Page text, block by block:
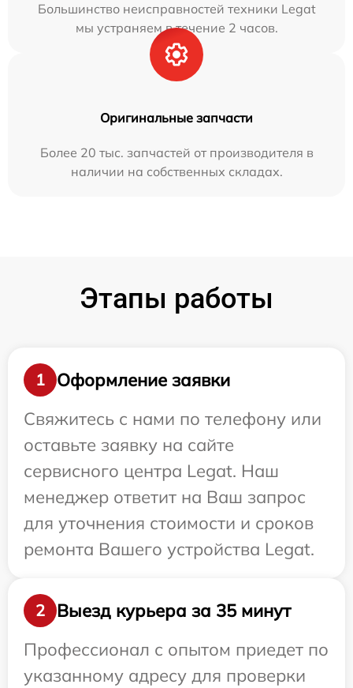
Большинство неисправностей техники Legat
мы устраняем в течение 2 часов.
Оригинальные запчасти
Более 20 тыс. запчастей от производителя в
наличии на собственных складах.
Этапы работы
1
Оформление заявки
Свяжитесь с нами по телефону или
оставьте заявку на сайте
сервисного центра Legat. Наш
менеджер ответит на Ваш запрос
для уточнения стоимости и сроков
ремонта Вашего устройства Legat.
2
Выезд курьера за 35 минут
Профессионал с опытом приедет по
указанному адресу для проверки